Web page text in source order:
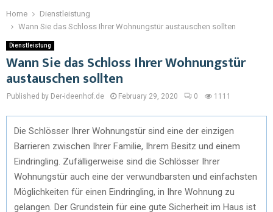
Home
Dienstleistung
Wann Sie das Schloss Ihrer Wohnungstür austauschen sollten
Dienstleistung
Wann Sie das Schloss Ihrer Wohnungstür
austauschen sollten
Published by Der-ideenhof.de February 29, 2020 0 1111
Die Schlösser Ihrer Wohnungstür sind eine der einzigen
Barrieren zwischen Ihrer Familie, Ihrem Besitz und einem
Eindringling. Zufälligerweise sind die Schlösser Ihrer
Wohnungstür auch eine der verwundbarsten und einfachsten
Möglichkeiten für einen Eindringling, in Ihre Wohnung zu
gelangen. Der Grundstein für eine gute Sicherheit im Haus ist